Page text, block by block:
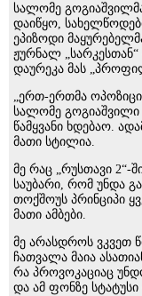
სალომე
დაიწყო,
ეპიზოდი
ჟურნალ
დაურეკა მას
„ერთ-ერთმა
სალომე გოგიაშვილი
წამყვანი ხდებაო.
მათი სტილია.
მე რაც „რუსთავი
საუბარი, რომ უნდა
თოქშოუს პრინციპი
მათი ამბები.
მე არასდროს ვკვეთ
ჩათვალა მაია
რა პროვოკაციაც
და ამ ფონზე